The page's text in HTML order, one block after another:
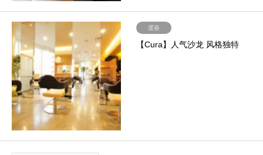
涩谷
【Cura】人气沙龙 风格独特